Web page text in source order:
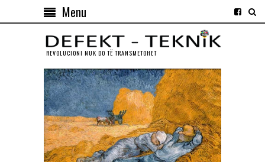
Menu
REVOLUCIONI NUK DO TЁ TRANSMETOHET